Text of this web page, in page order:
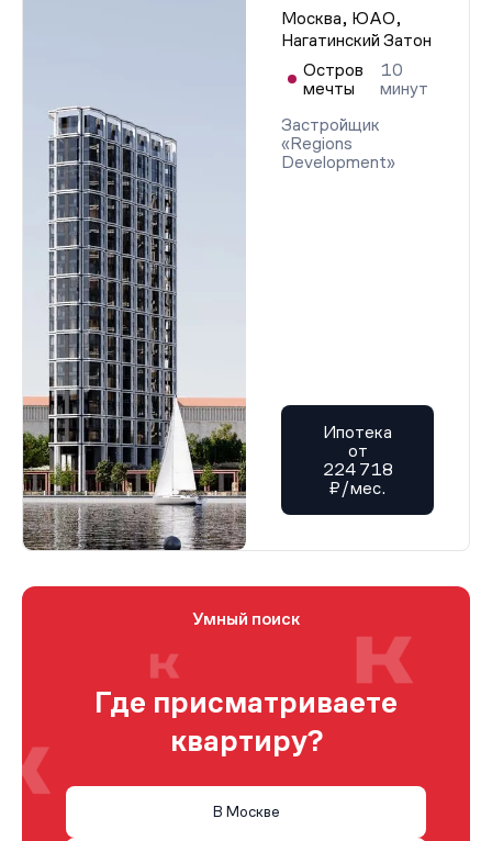
Москва, ЮАО,
Нагатинский Затон
Остров
мечты
10
минут
Застройщик
«Regions
Development»
Ипотека
от
224 718
₽/мес.
Умный поиск
Где присматриваете
квартиру?
В Москве